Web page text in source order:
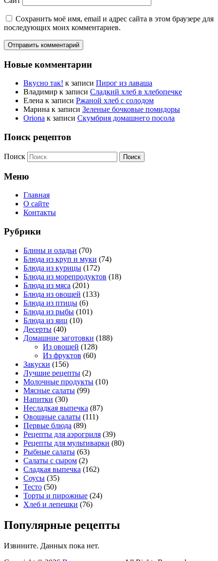
Сохранить моё имя, email и адрес сайта в этом браузере для
последующих моих комментариев.
Новые комментарии
Вкусно так! к записи Пирог из лаваша
Владимир к записи Сладкий хлеб в хлебопечке
Елена к записи Ржаной хлеб с солодом
Марина к записи Зеленые бочковые помидоры
Oriona к записи Скумбрия домашнего посола
Поиск рецептов
Поиск
Меню
Главная
О сайте
Контакты
Рубрики
Блины и оладьи (70)
Блюда из круп и муки (74)
Блюда из курицы (172)
Блюда из морепродуктов (18)
Блюда из мяса (201)
Блюда из овощей (133)
Блюда из птицы (6)
Блюда из рыбы (101)
Блюда из яиц (10)
Десерты (40)
Домашние заготовки (188)
Из овощей (128)
Из фруктов (60)
Закуски (156)
Лучшие рецепты (2)
Молочные продукты (10)
Мясные салаты (99)
Напитки (30)
Несладкая выпечка (87)
Овощные салаты (111)
Первые блюда (89)
Рецепты для аэрогриля (39)
Рецепты для мультиварки (80)
Рыбные салаты (63)
Салаты с сыром (2)
Сладкая выпечка (162)
Соусы (35)
Тесто (50)
Торты и пирожные (24)
Хлеб и лепешки (76)
Популярные рецепты
Извините. Данных пока нет.